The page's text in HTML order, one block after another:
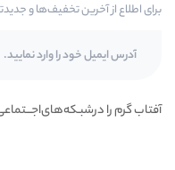
برای اطلاع از آخرین تخفیف‌ها و
آفتاب گرم را